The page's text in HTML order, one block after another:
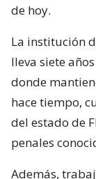
de hoy.
La institución
lleva siete
donde
hace tiempo,
del estado de
penales
Además,